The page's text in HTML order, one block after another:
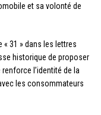
et sa volonté de
31 » dans les lettres
historique de proposer
l’identité de la
les consommateurs